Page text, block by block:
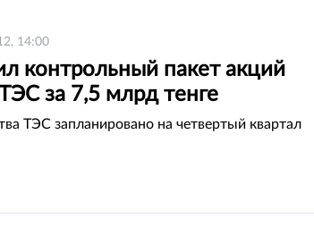
14:00
контрольный пакет акций
за 7,5 млрд тенге
ТЭС запланировано на четвертый квартал